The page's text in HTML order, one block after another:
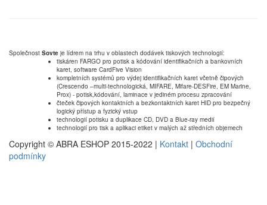
Společnost Sovte je lídrem na trhu v oblastech dodávek tiskových technologií:
tiskáren FARGO pro potisk a kódování identifikačních a bankovních
karet, software CardFive Vision
kompletních systémů pro výdej identifikačních karet včetně čipových
(Crescendo –multi-technologická, MIFARE, Mifare-DESFire, EM Marine,
Prox) - potisk,kódování, laminace v jediném procesu zpracování
čteček čipových kontaktních a bezkontaktních karet HID pro bezpečný
logický přístup a fyzický vstup
technologií potisku a duplikace CD, DVD a Blue-ray medií
technologií pro tisk a aplikaci etiket v malých až středních objemech
Copyright © ABRA ESHOP 2015-2022 | Kontakt | Obchodní
podmínky